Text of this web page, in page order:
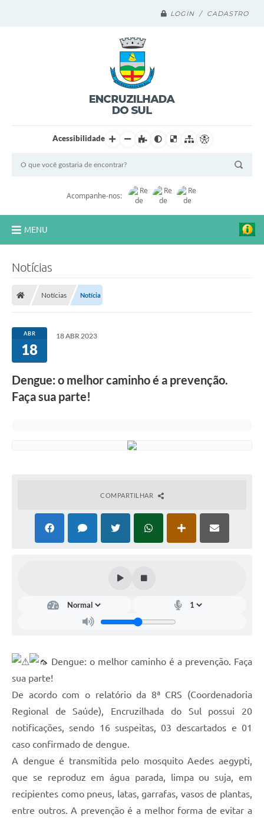
LOGIN / CADASTRO
Acessibilidade
Acompanhe-nos:
MENU
Turismo
Transparência
1DOC
Legislação
Telefones Úteis
Relatório Ouvidoria 2024
Galeria de Fotos
Negócios
Notícias
Notícias Notícia
ABR
18
18 ABR 2023
Dengue: o melhor caminho é a prevenção.
Faça sua parte!
COMPARTILHAR
Dengue: o melhor caminho é a prevenção. Faça
sua parte!
De acordo com o relatório da 8ª CRS (Coordenadoria
Regional de Saúde), Encruzilhada do Sul possui 20
notificações, sendo 16 suspeitas, 03 descartados e 01
caso confirmado de dengue.
A dengue é transmitida pelo mosquito Aedes aegypti,
que se reproduz em água parada, limpa ou suja, em
recipientes como pneus, latas, garrafas, vasos de plantas,
entre outros. A prevenção é a melhor forma de evitar a